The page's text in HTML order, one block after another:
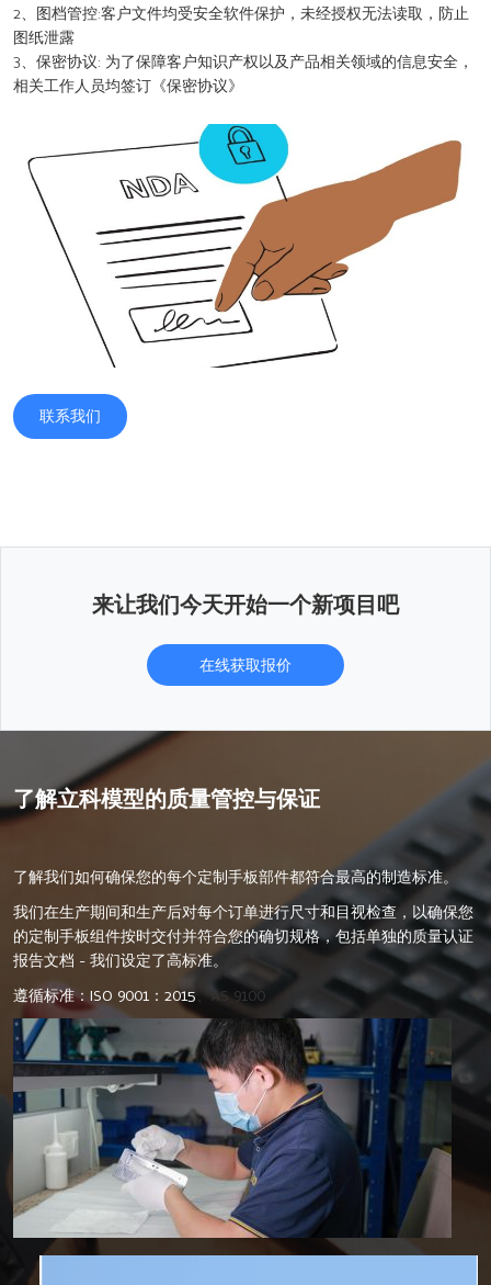
2、图档管控:客户文件均受安全软件保护，未经授权无法读取，防止
图纸泄露
3、保密协议: 为了保障客户知识产权以及产品相关领域的信息安全，
相关工作人员均签订《保密协议》
联系我们
来让我们今天开始一个新项目吧
在线获取报价
了解立科模型的质量管控与保证
了解我们如何确保您的每个定制手板部件都符合最高的制造标准。
我们在生产期间和生产后对每个订单进行尺寸和目视检查，以确保您
的定制手板组件按时交付并符合您的确切规格，包括单独的质量认证
报告文档 - 我们设定了高标准。
遵循标准： ISO 9001：2015 、AS 9100